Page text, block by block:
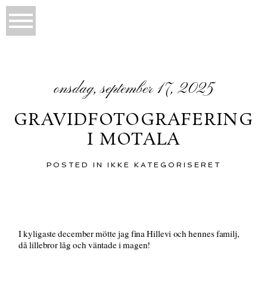
onsdag, september 17, 2025
GRAVIDFOTOGRAFERING
I MOTALA
POSTED IN IKKE KATEGORISERET
I kyligaste december mötte jag fina Hillevi och hennes familj,
då lillebror låg och väntade i magen!